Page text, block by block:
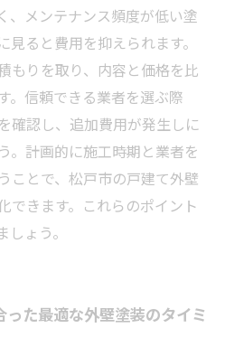
、メンテナンス頻度が低い塗
ると費用を抑えられます。
もりを取り、内容と価格を比
。信頼できる業者を選ぶ際
確認し、追加費用が発生しに
。計画的に施工時期と業者を
ことで、松戸市の戸建て外壁
できます。これらのポイント
ょう。
た最適な外壁塗装のタイミ